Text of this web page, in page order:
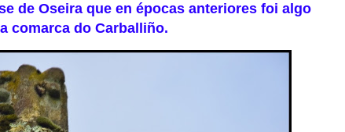
de Oseira que en épocas anteriores foi algo
comarca do Carballiño.